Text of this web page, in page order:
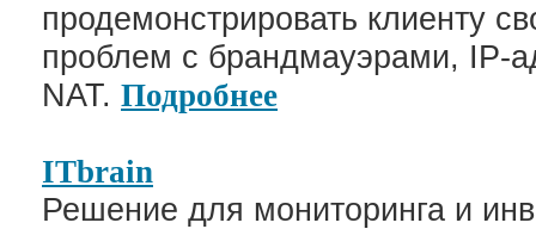
продемонстрировать клиенту
проблем с брандмауэрами, IP-
NAT. Подробнее
ITbrain
Решение для мониторинга и